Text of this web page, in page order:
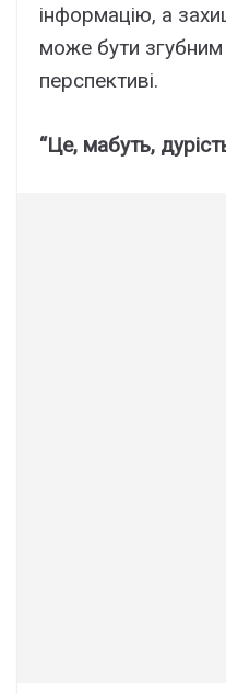
інформацію, а
може бути
перспективі.
“Це, мабуть,